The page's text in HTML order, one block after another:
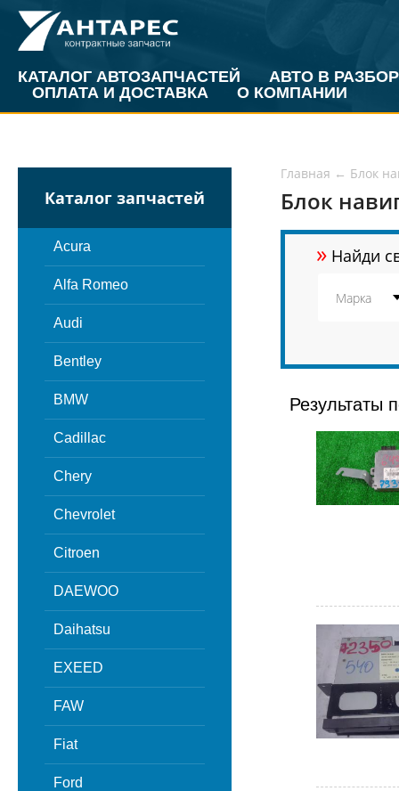
КАТАЛОГ АВТОЗАПЧАСТЕЙ
АВТО В РАЗБОР
ОПЛАТА И ДОСТАВКА
О КОМПАНИИ
Каталог запчастей
Acura
Alfa Romeo
Audi
Bentley
BMW
Cadillac
Chery
Chevrolet
Citroen
DAEWOO
Daihatsu
EXEED
FAW
Fiat
Ford
Главная ← Блок
Блок
» Найди
Результаты